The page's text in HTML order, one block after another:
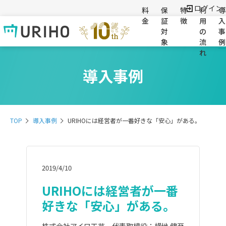
ログイン
料
金
保
証
対
象
特
徴
利
用
の
流
れ
導
入
事
例
導入事例
TOP 導入事例 URIHOには経営者が一番好きな「安心」がある。
2019/4/10
URIHOには経営者が一番
好きな「安心」がある。